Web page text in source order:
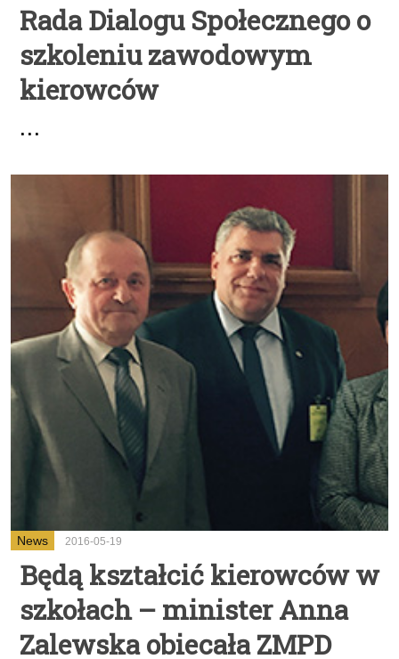
Rada Dialogu Społecznego o
szkoleniu zawodowym
kierowców
...
News 2016-05-19
Będą kształcić kierowców w
szkołach – minister Anna
Zalewska obiecała ZMPD